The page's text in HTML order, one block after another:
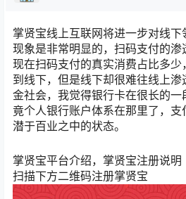
掌贤宝线上互联网将进一步对线
现象是非常明显的，扫码支付的渗
现在扫码支付的真实消费占比多
到线下，但是线下却很难往线上
金社会，我觉得银行卡在很长的
竟个人银行账户体系在那里了，支
潜于百业之中的状态。
掌贤宝平台介绍，掌贤宝注册说明
扫描下方二维码注册掌贤宝